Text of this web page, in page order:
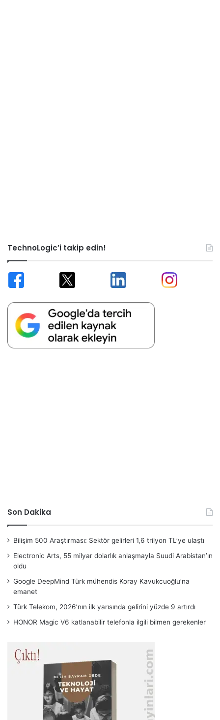
TechnoLogic’i takip edin!
Son Dakika
Bilişim 500 Araştırması: Sektör gelirleri 1,6 trilyon TL’ye ulaştı
Electronic Arts, 55 milyar dolarlık anlaşmayla Suudi Arabistan’ın
oldu
Google DeepMind Türk mühendis Koray Kavukcuoğlu’na
emanet
Türk Telekom, 2026’nın ilk yarısında gelirini yüzde 9 artırdı
HONOR Magic V6 katlanabilir telefonla ilgili bilmen gerekenler